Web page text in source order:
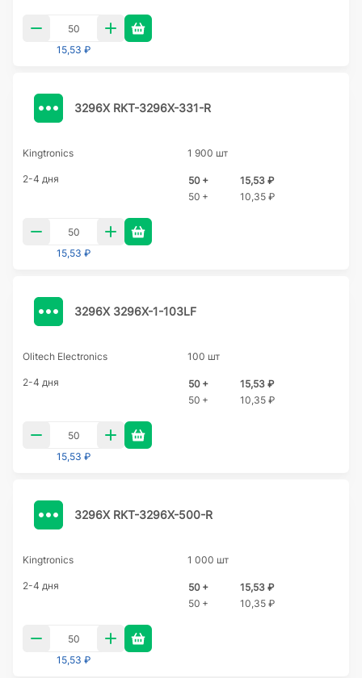
15,53 ₽
3296X RKT-3296X-331-R
Kingtronics 1 900 шт
2-4 дня 50 +
15,53 ₽
50 +
10,35 ₽
15,53 ₽
3296X 3296X-1-103LF
Olitech Electronics 100 шт
2-4 дня 50 +
15,53 ₽
50 +
10,35 ₽
15,53 ₽
3296X RKT-3296X-500-R
Kingtronics 1 000 шт
2-4 дня 50 +
15,53 ₽
50 +
10,35 ₽
15,53 ₽